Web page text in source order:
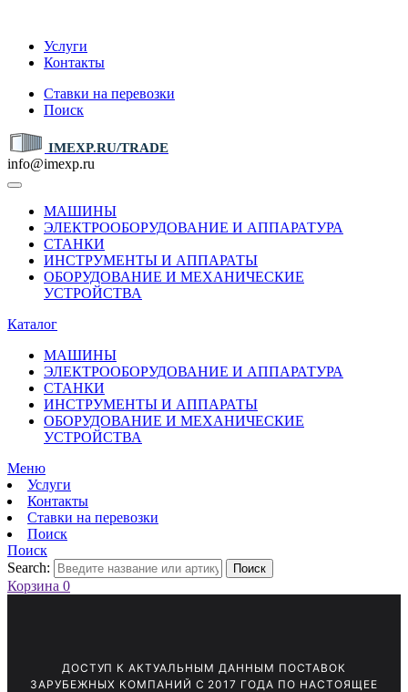
Услуги
Контакты
Ставки на перевозки
Поиск
IMEXP.RU/TRADE
info@imexp.ru
МАШИНЫ
ЭЛЕКТРООБОРУДОВАНИЕ И АППАРАТУРА
СТАНКИ
ИНСТРУМЕНТЫ И АППАРАТЫ
ОБОРУДОВАНИЕ И МЕХАНИЧЕСКИЕ
УСТРОЙСТВА
Каталог
МАШИНЫ
ЭЛЕКТРООБОРУДОВАНИЕ И АППАРАТУРА
СТАНКИ
ИНСТРУМЕНТЫ И АППАРАТЫ
ОБОРУДОВАНИЕ И МЕХАНИЧЕСКИЕ
УСТРОЙСТВА
Меню
Услуги
Контакты
Ставки на перевозки
Поиск
Поиск
Search:
Поиск
Корзина 0
ДОСТУП К АКТУАЛЬНЫМ ДАННЫМ ПОСТАВОК
ЗАРУБЕЖНЫХ КОМПАНИЙ С 2017 ГОДА ПО НАСТОЯЩЕЕ